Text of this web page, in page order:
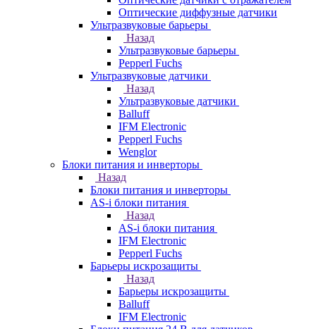
Оптические диффузные датчики
Ультразвуковые барьеры
Назад
Ультразвуковые барьеры
Pepperl Fuchs
Ультразвуковые датчики
Назад
Ультразвуковые датчики
Balluff
IFM Electronic
Pepperl Fuchs
Wenglor
Блоки питания и инверторы
Назад
Блоки питания и инверторы
AS-i блоки питания
Назад
AS-i блоки питания
IFM Electronic
Pepperl Fuchs
Барьеры искрозащиты
Назад
Барьеры искрозащиты
Balluff
IFM Electronic